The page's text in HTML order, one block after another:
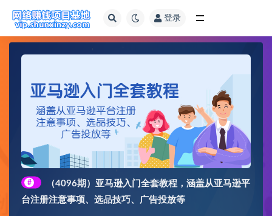
登录
#
（4096期）亚马逊入门全套教程，涵盖从亚马逊平
台注册注意事项、选品技巧、广告投放等